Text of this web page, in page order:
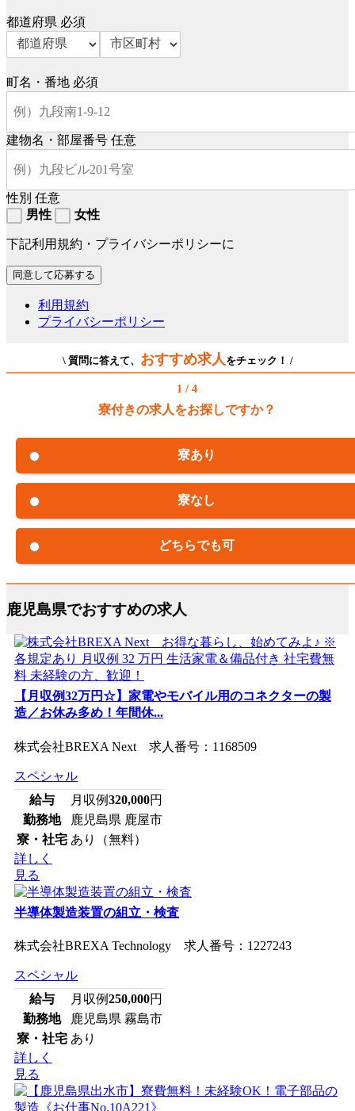
都道府県 必須
町名・番地 必須
建物名・部屋番号 任意
性別 任意
男性
女性
下記利用規約・プライバシーポリシーに
利用規約
プライバシーポリシー
\ 質問に答えて、 おすすめ求人 をチェック！ /
1 / 4
寮付きの求人をお探しですか？
寮あり
寮なし
どちらでも可
鹿児島県でおすすめの求人
【月収例32万円☆】家電やモバイル用のコネクターの製
造／お休み多め！年間休...
株式会社BREXA Next 求人番号：1168509
スペシャル
給与
月収例320,000円
勤務地
鹿児島県 鹿屋市
寮・社宅 あり（無料）
詳しく
見る
半導体製造装置の組立・検査
株式会社BREXA Technology 求人番号：1227243
スペシャル
給与
月収例250,000円
勤務地
鹿児島県 霧島市
寮・社宅 あり
詳しく
見る